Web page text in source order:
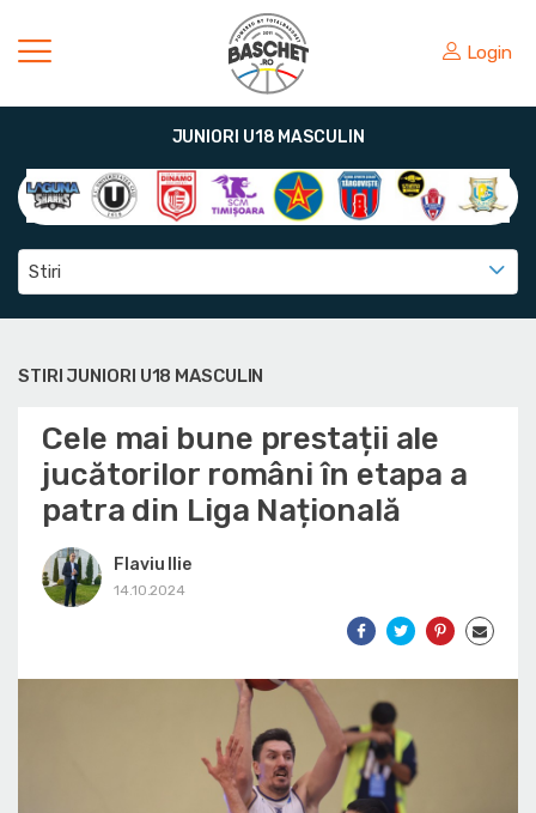
Login
JUNIORI U18 MASCULIN
Stiri
STIRI JUNIORI U18 MASCULIN
Cele mai bune prestații ale
jucătorilor români în etapa a
patra din Liga Națională
Flaviu Ilie
14.10.2024